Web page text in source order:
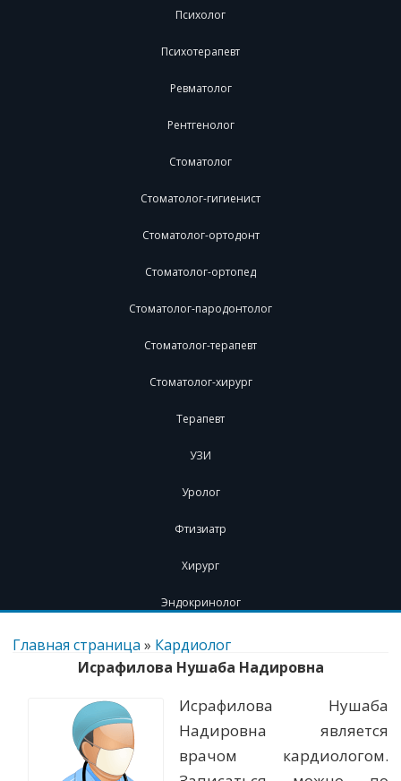
Психолог
Психотерапевт
Ревматолог
Рентгенолог
Стоматолог
Стоматолог-гигиенист
Стоматолог-ортодонт
Стоматолог-ортопед
Стоматолог-пародонтолог
Стоматолог-терапевт
Стоматолог-хирург
Терапевт
УЗИ
Уролог
Фтизиатр
Хирург
Эндокринолог
Перейти
содержимому
Главная страница » Кардиолог
Исрафилова Нушаба Надировна
Исрафилова Нушаба
Надировна является
врачом кардиологом.